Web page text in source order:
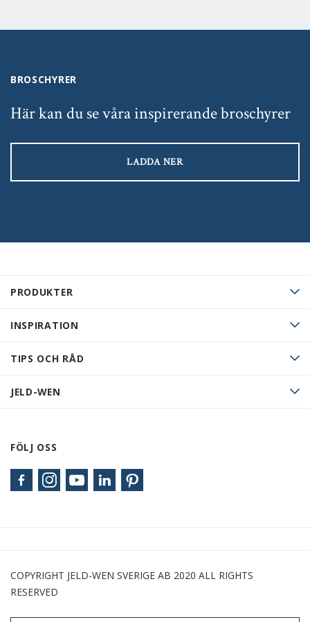
PRODUKTER
INSPIRATION
TIPS OCH RÅD
JELD-WEN
FÖLJ OSS
BROSCHYRER
Här kan du se våra inspirerande broschyrer
LADDA NER
COPYRIGHT JELD-WEN SVERIGE AB 2020 ALL RIGHTS
RESERVED